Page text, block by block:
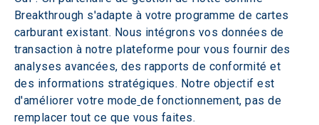
Breakthrough s'adapte à votre programme de cartes
carburant existant. Nous intégrons vos données de
transaction à notre plateforme pour vous fournir des
analyses avancées, des rapports de conformité et
des informations stratégiques. Notre objectif est
d'améliorer votre mode de fonctionnement, pas de
remplacer tout ce que vous faites.